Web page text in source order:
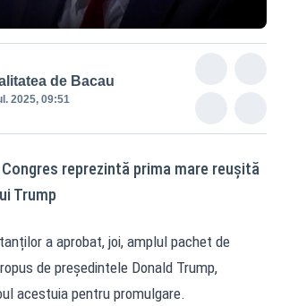
de Bacau
2025, 09:51
reprezintă prima mare reușită
Trump
a aprobat, joi, amplul pachet de
de președintele Donald Trump,
acestuia pentru promulgare.